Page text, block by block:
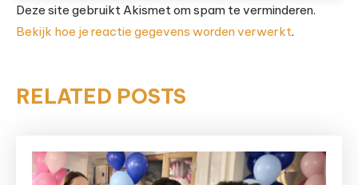
Deze site gebruikt Akismet om spam te verminderen.
Bekijk hoe je reactie gegevens worden verwerkt.
RELATED POSTS